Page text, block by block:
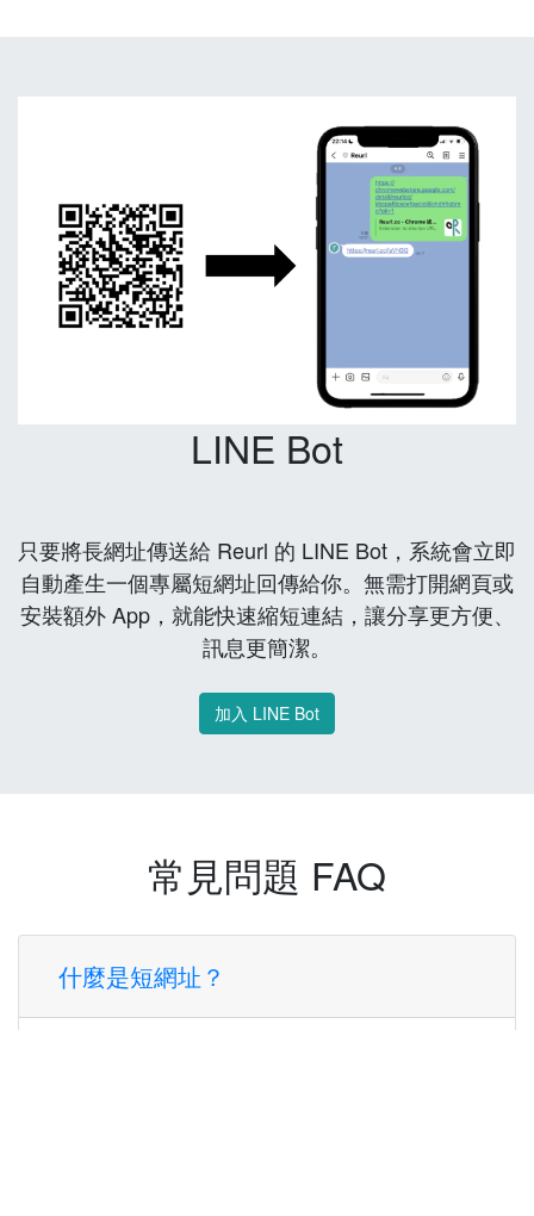
LINE Bot
只要將長網址傳送給 Reurl 的 LINE Bot，系統會立即
自動產生一個專屬短網址回傳給你。無需打開網頁或
安裝額外 App，就能快速縮短連結，讓分享更方便、
訊息更簡潔。
加入 LINE Bot
常見問題 FAQ
什麼是短網址？